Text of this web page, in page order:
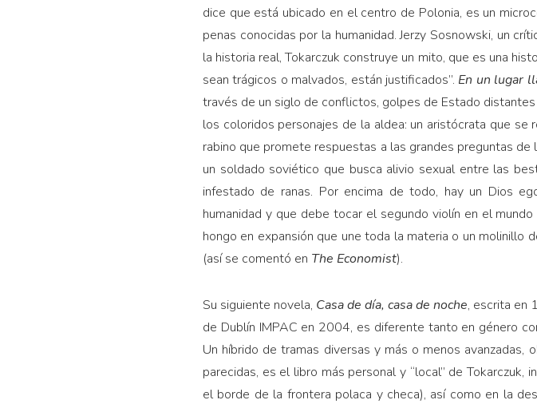
dice que está ubicado en el centro de Polonia, es un
penas conocidas por la humanidad. Jerzy Sosnowski, un
la historia real, Tokarczuk construye un mito, que es una
sean trágicos o malvados, están justificados”. En un lugar
través de un siglo de conflictos, golpes de Estado
los coloridos personajes de la aldea: un aristócrata que
rabino que promete respuestas a las grandes preguntas
un soldado soviético que busca alivio sexual entre las
infestado de ranas. Por encima de todo, hay un Dios
humanidad y que debe tocar el segundo violín en el
hongo en expansión que une toda la materia o un molinillo
(así se comentó en The Economist).
Su siguiente novela, Casa de día, casa de noche, escrita en
de Dublín IMPAC en 2004, es diferente tanto en género
Un híbrido de tramas diversas y más o menos avanzadas,
parecidas, es el libro más personal y “local” de
el borde de la frontera polaca y checa), así como en la